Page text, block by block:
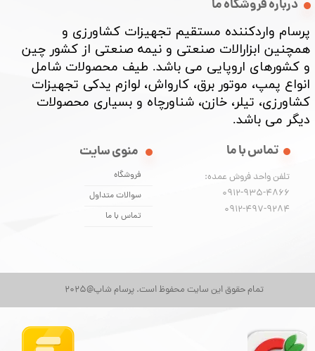
★★★
تمام حقوق این سایت محفوظ است. پرسام شاپ@2025
درباره فروشگاه ما
پرسام واردکننده مستقیم تجهیزات کشاورزی و
همچنین ابزارالات صنعتی و نیمه صنعتی از کشور چین
و کشورهای اروپایی می باشد. طیف محصولات شامل
انواع پمپ، موتور برق، کارواش، لوازم یدکی تجهیزات
کشاورزی، تیلر، خازن، شناورچاه و بسیاری محصولات
دیگر می باشد. ​​​​​​​
منوی سایت
فروشگاه
سوالات متداول
تماس با ما
تماس با ما
تلفن واحد فروش عمده:
0912-935-4866
​​​​​​​0912-497-9284